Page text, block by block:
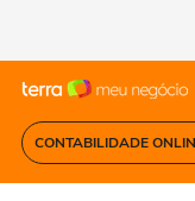
CONTABILIDADE